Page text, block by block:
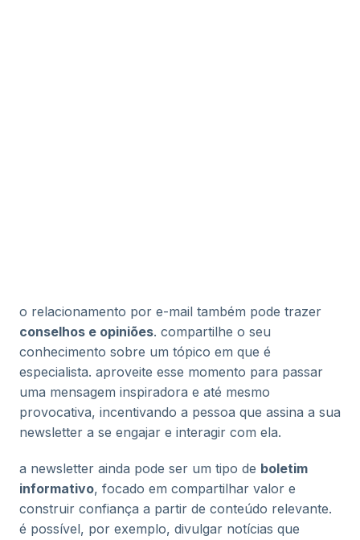
o relacionamento por e-mail também pode trazer
conselhos e opiniões. compartilhe o seu
conhecimento sobre um tópico em que é
especialista. aproveite esse momento para passar
uma mensagem inspiradora e até mesmo
provocativa, incentivando a pessoa que assina a sua
newsletter a se engajar e interagir com ela.
a newsletter ainda pode ser um tipo de boletim
informativo, focado em compartilhar valor e
construir confiança a partir de conteúdo relevante.
é possível, por exemplo, divulgar notícias que